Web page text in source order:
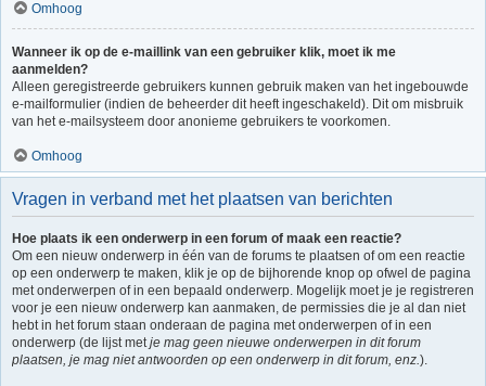
Omhoog
Wanneer ik op de e-maillink van een gebruiker klik, moet ik me
aanmelden?
Alleen geregistreerde gebruikers kunnen gebruik maken van het ingebouwde
e-mailformulier (indien de beheerder dit heeft ingeschakeld). Dit om misbruik
van het e-mailsysteem door anonieme gebruikers te voorkomen.
Omhoog
Vragen in verband met het plaatsen van berichten
Hoe plaats ik een onderwerp in een forum of maak een reactie?
Om een nieuw onderwerp in één van de forums te plaatsen of om een reactie
op een onderwerp te maken, klik je op de bijhorende knop op ofwel de pagina
met onderwerpen of in een bepaald onderwerp. Mogelijk moet je je registreren
voor je een nieuw onderwerp kan aanmaken, de permissies die je al dan niet
hebt in het forum staan onderaan de pagina met onderwerpen of in een
onderwerp (de lijst metje mag geen nieuwe onderwerpen in dit forum
plaatsen, je mag niet antwoorden op een onderwerp in dit forum, enz.).